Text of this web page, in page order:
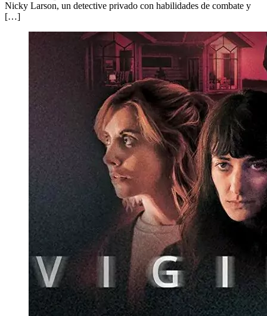
Nicky Larson, un detective privado con habilidades de combate y
[…]